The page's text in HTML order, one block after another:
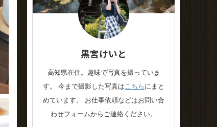
黒宮けいと
高知県在住。趣味で写真を撮っていま
す。 今まで撮影した写真はこちら にまと
めています。 お仕事依頼などはお問い合
わせフォームからご連絡ください。